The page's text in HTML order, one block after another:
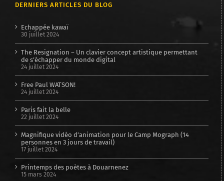
DERNIERS ARTICLES DU BLOG
Echappée kawaï
30 juillet 2024
The Resignation – Un clavier concept artistique permettant
de s’échapper du monde digital
24 juillet 2024
Free Paul WATSON!
24 juillet 2024
Paris fait la belle
22 juillet 2024
Magnifique vidéo d’animation pour le Camp Mograph (14
personnes en 3 jours de travail)
17 juillet 2024
Printemps des poètes à Douarnenez
15 mars 2024